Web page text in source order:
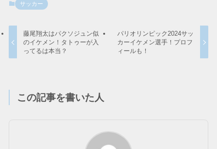
サッカー
藤尾翔太はパクソジュン似
のイケメン！タトゥーが入
ってるは本当？
パリオリンピック2024サッ
カーイケメン選手！プロフ
ィールも！
この記事を書いた人